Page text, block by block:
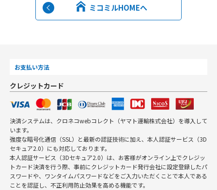
ミコミルHOMEへ
お支払い方法
クレジットカード
決済システムは、クロネコwebコレクト（ヤマト運輸株式会社）を導入して
います。
強度な暗号化通信（SSL）と最新の認証技術に加え、本人認証サービス（3D
セキュア2.0）にも対応しております。
本人認証サービス（3Dセキュア2.0）は、お客様がオンライン上でクレジッ
トカード決済を行う際、事前にクレジットカード発行会社に設定登録したパ
スワードや、ワンタイムパスワードなどをご入力いただくことで本人である
ことを認証し、不正利用防止効果を高める機能です。